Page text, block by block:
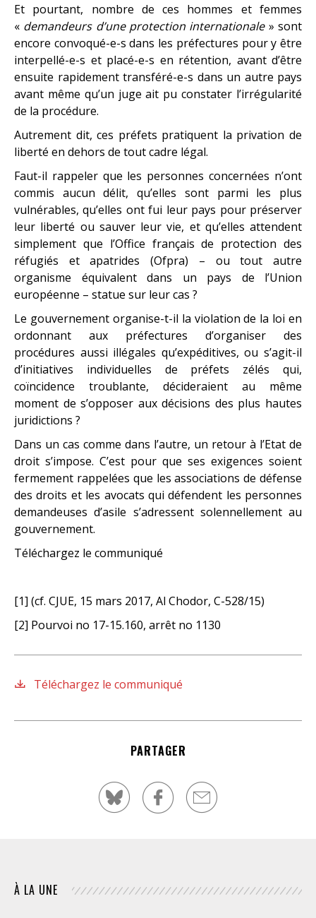
Et pourtant, nombre de ces hommes et femmes
« demandeurs d’une protection internationale» sont
encore convoqué-e-s dans les préfectures pour y être
interpellé-e-s et placé-e-s en rétention, avant d’être
ensuite rapidement transféré-e-s dans un autre pays
avant même qu’un juge ait pu constater l’irrégularité
de la procédure.
Autrement dit, ces préfets pratiquent la privation de
liberté en dehors de tout cadre légal.
Faut-il rappeler que les personnes concernées n’ont
commis aucun délit, qu’elles sont parmi les plus
vulnérables, qu’elles ont fui leur pays pour préserver
leur liberté ou sauver leur vie, et qu’elles attendent
simplement que l’Office français de protection des
réfugiés et apatrides (Ofpra) – ou tout autre
organisme équivalent dans un pays de l’Union
européenne – statue sur leur cas ?
Le gouvernement organise-t-il la violation de la loi en
ordonnant aux préfectures d’organiser des
procédures aussi illégales qu’expéditives, ou s’agit-il
d’initiatives individuelles de préfets zélés qui,
coïncidence troublante, décideraient au même
moment de s’opposer aux décisions des plus hautes
juridictions ?
Dans un cas comme dans l’autre, un retour à l’Etat de
droit s’impose. C’est pour que ses exigences soient
fermement rappelées que les associations de défense
des droits et les avocats qui défendent les personnes
demandeuses d’asile s’adressent solennellement au
gouvernement.
Téléchargez le communiqué
[1] (cf. CJUE, 15 mars 2017, Al Chodor, C-528/15)
[2] Pourvoi no 17-15.160, arrêt no 1130
Téléchargez le communiqué
PARTAGER
À LA UNE